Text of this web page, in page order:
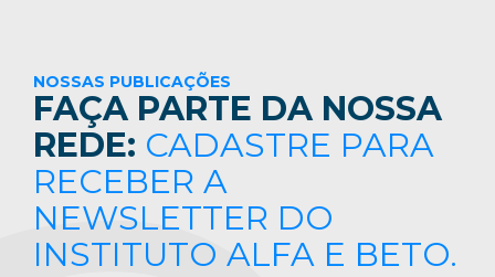
NOSSAS PUBLICAÇÕES
FAÇA PARTE DA NOSSA
REDE: CADASTRE PARA
RECEBER A
NEWSLETTER DO
INSTITUTO ALFA E BETO.